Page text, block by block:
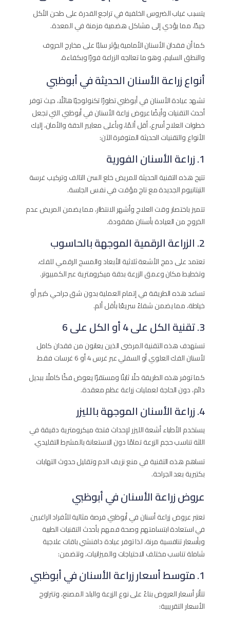
يتسبب غياب الضروس الخلفية في تراجع القدرة على طحن الأكل
جيدًا، مما يؤدي إلى مشاكل هضمية مزمنة في المعدة.
كما أن فقدان الأسنان الأمامية يؤثر سلبًا على مخارج الحروف
والنطق السليم، وهو ما تعالجه الزراعة فورًا وبكفاءة.
أنواع زراعة الأسنان الحديثة في أبوظبي
تشهد عيادة الأسنان في أبوظبي تطورًا تكنولوجيًا هائلًا، حيث توفر
أحدث التقنيات وأيضًا عروض زراعة الأسنان في أبوظبي التي تجعل
خطوات العلاج أسرع، أقل ألمًا، وبأعلى معايير الدقة والأمان، إليك
الأنواع والتقنيات الحديثة المتوفرة الآن:
1. زراعة الأسنان الفورية
تتيح هذه التقنية الحديثة للمريض خلع السن التالف وتركيب غرسة
التيتانيوم الجديدة مع تاج مؤقت في نفس الجلسة.
تتميز باختصار وقت العلاج وأشهر الانتظار، مما يضمن المريض عدم
الخروج من العيادة بأسنان مفقودة.
2. الزراعة الرقمية الموجهة بالحاسوب
تعتمد على دمج الأشعة ثلاثية الأبعاد والمسح الرقمي للفك،
وتخطيط مكان وعمق الزرعة بدقة ميكرومترية عبر الكمبيوتر.
تساعد هذه الطريقة في إتمام العملية بدون شق جراحي كبير أو
خياطة، مما يضمن شفاءً سريعًا بأقل ألم.
3. تقنية الكل على 4 أو الكل على 6
تستهدف هذه التقنية المرضى الذين يعانون من فقدان كامل
لأسنان الفك العلوي أو السفلي عبر غرس 4 أو 6 غرسات فقط.
كما توفر هذه الطريقة حلًا ثابتًا ومستقرًا يعوض فكًا كاملًا ببديل
دائم، دون الحاجة لعمليات زراعة عظم معقدة.
4. زراعة الأسنان الموجهة بالليزر
يستخدم الأطباء أشعة الليزر لإحداث فتحة ميكرومترية دقيقة في
اللثة تناسب حجم الزرعة تمامًا دون الاستعانة بالمشرط التقليدي.
تساهم هذه التقنية في منع نزيف الدم وتقليل حدوث التهابات
بكتيرية بعد الجراحة.
عروض زراعة الأسنان في أبوظبي
تعتبر عروض زراعة أسنان في أبوظبي فرصة مثالية للأفراد الراغبين
في استعادة ابتسامتهم وصحة فمهم بأحدث التقنيات الطبية
وبأسعار تنافسية مرنة، لذا توفر عيادة دافنشي باقات علاجية
شاملة تناسب مختلف الاحتياجات والميزانيات، وتتضمن:
1. متوسط أسعار زراعة الأسنان في أبوظبي
تتأثر أسعار العروض بناءً على نوع الزرعة والبلد المصنع، وتتراوح
الأسعار التقريبية: